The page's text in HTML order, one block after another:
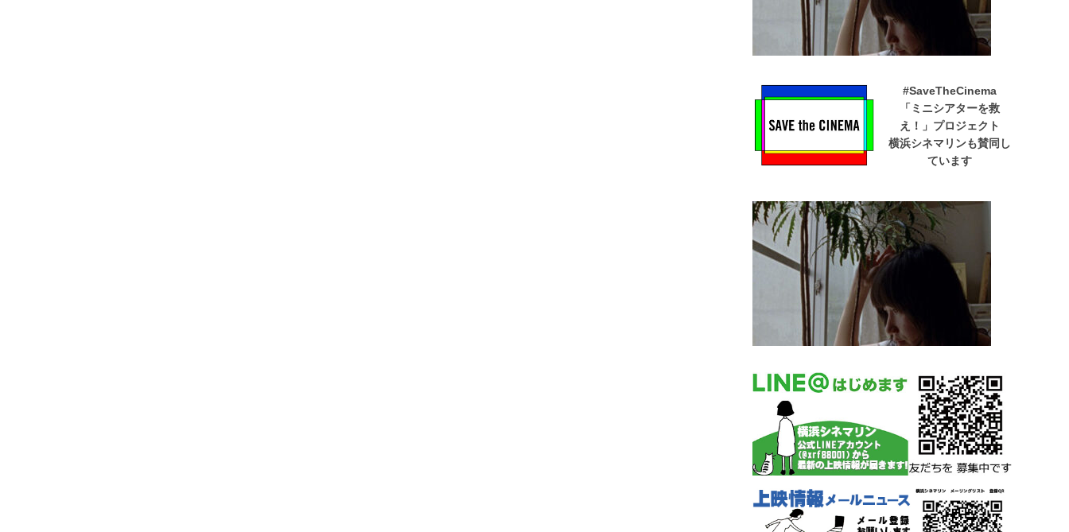
#SaveTheCinema
「ミニシアターを救
え！」プロジェクト
横浜シネマリンも賛同し
ています